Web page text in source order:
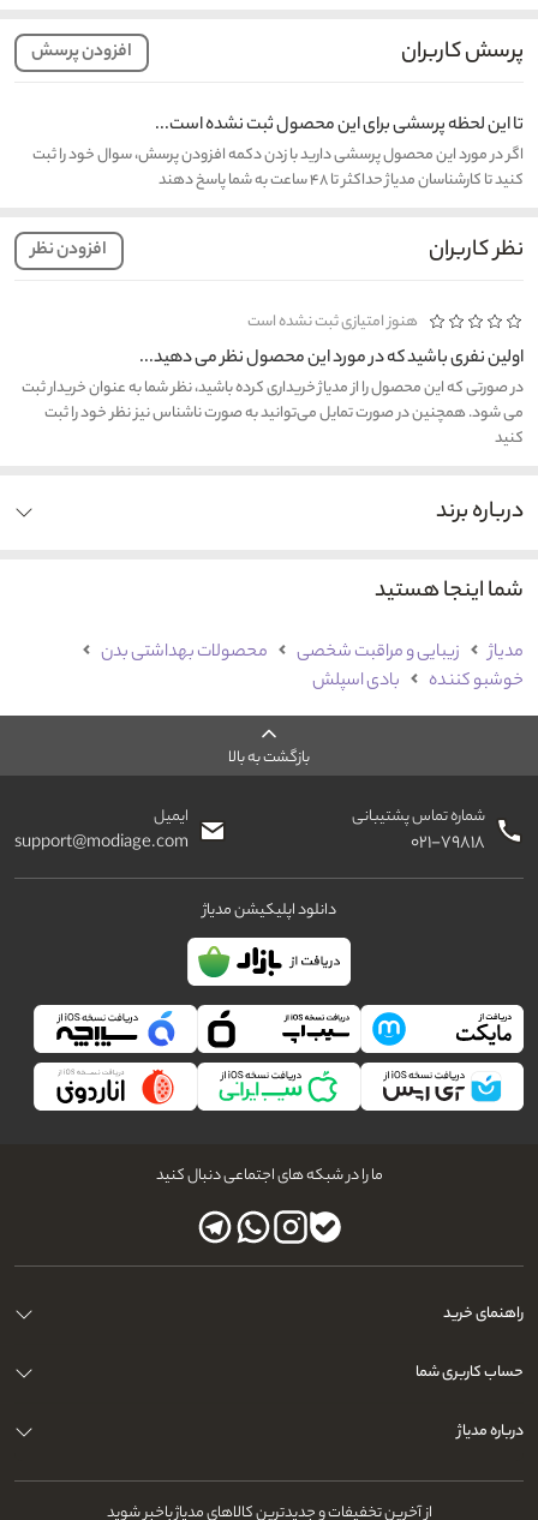
پرسش کاربران افزودن پرسش
تا این لحظه پرسشی برای این محصول ثبت نشده است...
اگر در مورد این محصول پرسشی دارید با زدن دکمه افزودن پرسش، سوال خود را ثبت
کنید تا کارشناسان مدیاژ حداکثر تا ۴۸ ساعت به شما پاسخ دهند
نظر کاربران افزودن نظر
هنوز امتیازی ثبت نشده است
اولین نفری باشید که در مورد این محصول نظر می دهید...
در صورتی که این محصول را از مدیاژ خریداری کرده باشید، نظر شما به عنوان خریدار ثبت
می شود. همچنین در صورت تمایل می‌توانید به صورت ناشناس نیز نظر خود را ثبت
کنید
درباره برند
شما اینجا هستید
مدیاژ زیبایی و مراقبت شخصی
محصولات بهداشتی بدن
خوشبو کننده
بادی اسپلش
بازگشت به بالا
شماره تماس پشتیبانی
۰۲۱-۷۹۸۱۸
ایمیل
support@modiage.com
دانلود اپلیکیشن مدیاژ
ما را در شبکه های اجتماعی دنبال کنید
راهنمای خرید
حساب کاربری شما
درباره مدیاژ
از آخرین تخفیفات و جدیدترین کالاهای مدیاژ باخبر شوید